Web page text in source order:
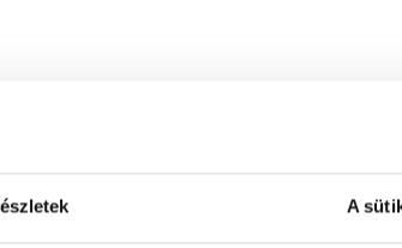
A
(www.vitalspa.hu)
kizárólagos jogtulajdonos sem
valamint fenntartja magának a